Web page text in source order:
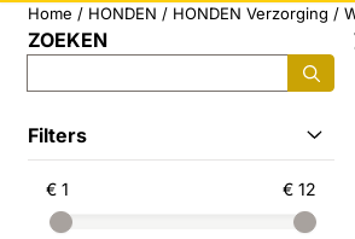
Home / HONDEN / HONDEN Verzorging /
ZOEKEN
Filters
€ 1 € 12